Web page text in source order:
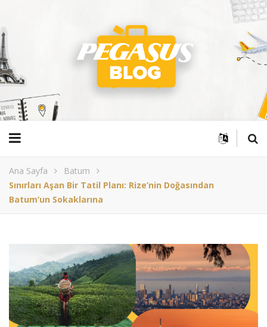
Ana Sayfa
Batum
Sınırları Aşan Bir Tatil Planı: Rize’nin Doğasından
Batum’un Sokaklarına